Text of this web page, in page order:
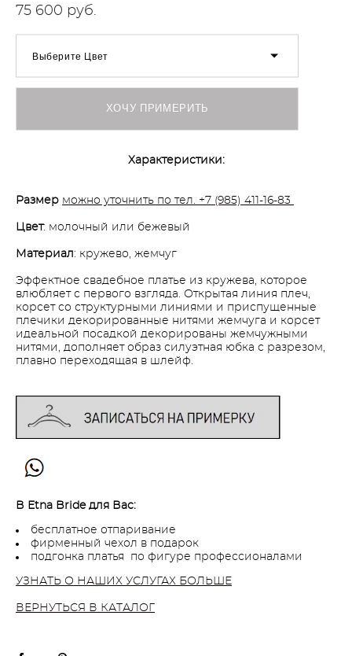
75 600 pуб.
Выберите Цвет
ХОЧУ ПРИМЕРИТЬ
Характеристики:
Размер можно уточнить по тел. +7 (985) 411-16-83
Цвет: молочный или бежевый
Материал: кружево, жемчуг
Эффектное свадебное платье из кружева, которое
влюбляет с первого взгляда. Открытая линия плеч,
корсет со структурными линиями и приспущенные
плечики декорированные нитями жемчуга и корсет
идеальной посадкой декорированы жемчужными
нитями, дополняет образ силуэтная юбка с разрезом,
плавно переходящая в шлейф.
В Etna Bride для Вас:
бесплатное отпаривание
фирменный чехол в подарок
подгонка платья по фигуре профессионалами
УЗНАТЬ О НАШИХ УСЛУГАХ БОЛЬШЕ
ВЕРНУТЬСЯ В КАТАЛОГ